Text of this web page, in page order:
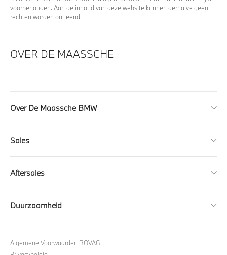
voorbehouden. Aan de inhoud van deze website kunnen derhalve geen
rechten worden ontleend.
OVER DE MAASSCHE
Over De Maassche BMW
Sales
Aftersales
Duurzaamheid
Algemene Voorwaarden BOVAG